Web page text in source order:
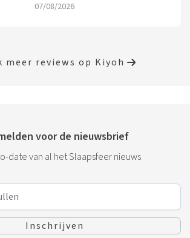
07/08/2026
meer reviews op Kiyoh
voor de nieuwsbrief
date van al het Slaapsfeer nieuws